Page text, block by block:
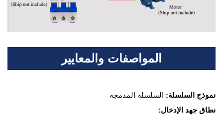
المواصفات والمعايير
نموذج السلسلة: السلسلة المدمجة
نطاق جهد الإدخال: